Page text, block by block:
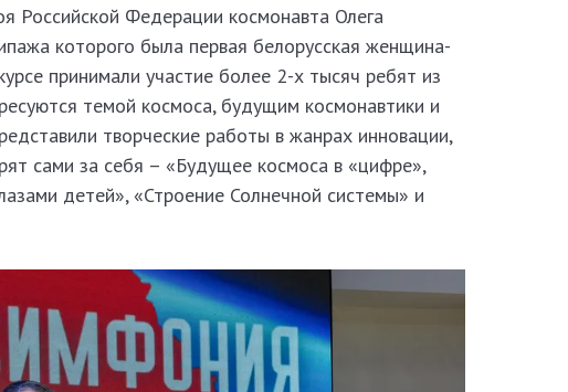
Российской Федерации космонавта Олега
которого была первая белорусская женщина-
принимали участие более 2-х тысяч ребят из
темой космоса, будущим космонавтики и
творческие работы в жанрах инновации,
сами за себя – «Будущее космоса в «цифре»,
детей», «Строение Солнечной системы» и